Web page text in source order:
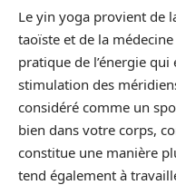
Le yin yoga provient de
taoïste et de la
pratique de l’énergie qui
stimulation des
considéré comme un
bien dans votre corps,
constitue une manière
tend également à